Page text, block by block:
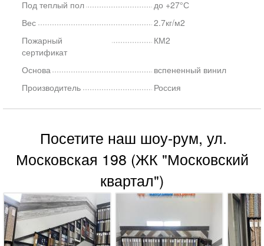
Под теплый пол
до +27°С
Вес
2.7кг/м2
Пожарный
сертификат
КМ2
Основа
вспененный винил
Производитель
Россия
Посетите наш шоу-рум, ул.
Московская 198 (ЖК "Московский
квартал")